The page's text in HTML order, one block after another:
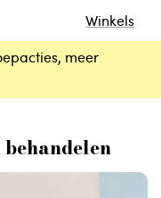
Winkels
meer
behandelen